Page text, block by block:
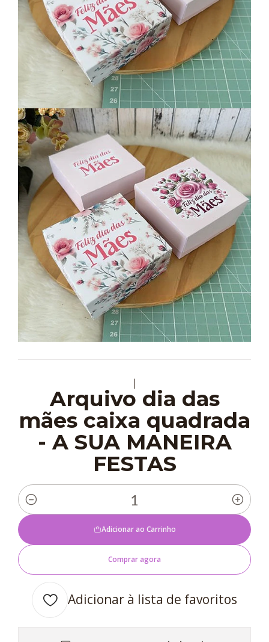
|
Arquivo dia das
mães caixa quadrada
- A SUA MANEIRA
FESTAS
Quantidade
Adicionar ao Carrinho
Comprar agora
Adicionar à lista de favoritos